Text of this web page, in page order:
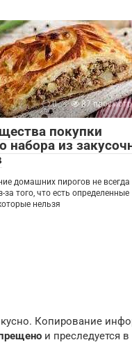
0 87
покупки
набора из
домашних пирогов не всегда
того, что есть определенные
нельзя
Копирование
и преследуется в